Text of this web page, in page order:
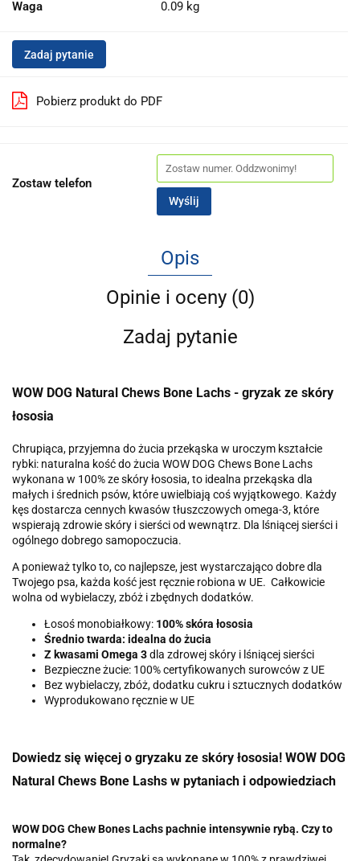
Waga 0.09 kg
Zadaj pytanie
Pobierz produkt do PDF
Zostaw telefon
Wyślij
Opis
Opinie i oceny (0)
Zadaj pytanie
WOW DOG Natural Chews Bone Lachs - gryzak ze skóry
łososia
Chrupiąca, przyjemna do żucia przekąska w uroczym kształcie
rybki: naturalna kość do żucia WOW DOG Chews Bone Lachs
wykonana w 100% ze skóry łososia, to idealna przekąska dla
małych i średnich psów, które uwielbiają coś wyjątkowego. Każdy
kęs dostarcza cennych kwasów tłuszczowych omega-3, które
wspierają zdrowie skóry i sierści od wewnątrz. Dla lśniącej sierści i
ogólnego dobrego samopoczucia.
A ponieważ tylko to, co najlepsze, jest wystarczająco dobre dla
Twojego psa, każda kość jest ręcznie robiona w UE. Całkowicie
wolna od wybielaczy, zbóż i zbędnych dodatków.
Łosoś monobiałkowy: 100% skóra łososia
Średnio twarda: idealna do żucia
Z kwasami Omega 3dla zdrowej skóry i lśniącej sierści
Bezpieczne żucie: 100% certyfikowanych surowców z UE
Bez wybielaczy, zbóż, dodatku cukru i sztucznych dodatków
Wyprodukowano ręcznie w UE
Dowiedz się więcej o gryzaku ze skóry łososia! WOW DOG
Natural Chews Bone Lashs w pytaniach i odpowiedziach
WOW DOG Chew Bones Lachs pachnie intensywnie rybą. Czy to
normalne?